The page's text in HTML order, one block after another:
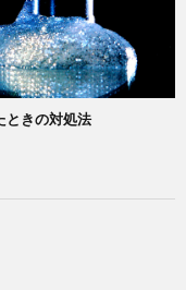
ときの対処法